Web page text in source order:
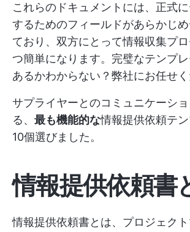
これらのドキュメントには、正式
するためのフィールドがあらかじ
ており、双方にとって情報収集プ
つ簡単になります。完璧なテンプ
あるかわからない？弊社にお任せく
サプライヤーとのコミュニケーシ
る、 最も機能的な情報提供依頼テ
10個選びました。
情報提供依頼書
情報提供依頼書とは、プロジェク